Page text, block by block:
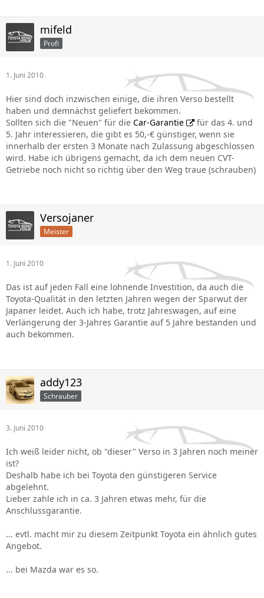
mifeld
Profi
1. Juni 2010
Hier sind doch inzwischen einige, die ihren Verso bestellt
haben und demnächst geliefert bekommen.
Sollten sich die "Neuen" für die Car-Garantie
für das 4. und
5. Jahr interessieren, die gibt es 50,-€ günstiger, wenn sie
innerhalb der ersten 3 Monate nach Zulassung abgeschlossen
wird. Habe ich übrigens gemacht, da ich dem neuen CVT-
Getriebe noch nicht so richtig über den Weg traue (schrauben)
Versojaner
Meister
1. Juni 2010
Das ist auf jeden Fall eine lohnende Investition, da auch die
Toyota-Qualität in den letzten Jahren wegen der Sparwut der
Japaner leidet. Auch ich habe, trotz Jahreswagen, auf eine
Verlängerung der 3-Jahres Garantie auf 5 Jahre bestanden und
auch bekommen.
addy123
Schrauber
3. Juni 2010
Ich weiß leider nicht, ob "dieser" Verso in 3 Jahren noch meiner
ist?
Deshalb habe ich bei Toyota den günstigeren Service
abgelehnt.
Lieber zahle ich in ca. 3 Jahren etwas mehr, für die
Anschlussgarantie.
... evtl. macht mir zu diesem Zeitpunkt Toyota ein ähnlich gutes
Angebot.
... bei Mazda war es so.